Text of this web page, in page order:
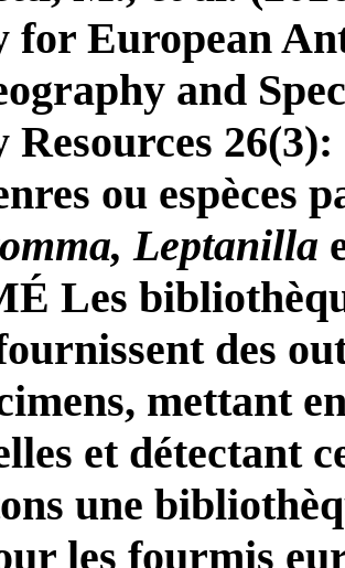
European
and
Resources
ou espèces
Leptanilla
Les
des
mettant
et détectant
une
les fourmis